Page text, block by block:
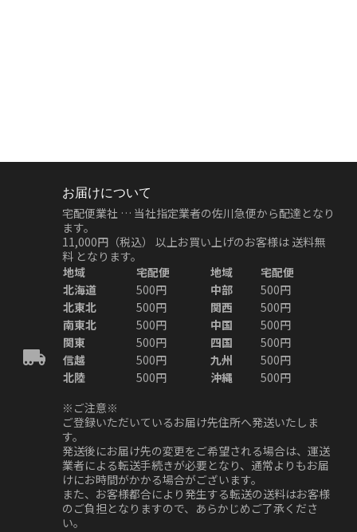
お届けについて
宅配便業社 … 当社指定業者の佐川急便から配達となり
ます。
11,000円（税込）
以上お買い上げのお客様は 送料無
料 となります。
地域
宅配便 地域
宅配便
北海道
500円 中部
500円
北東北
500円 関西
500円
南東北
500円 中国
500円
関東
500円 四国
500円
信越
500円 九州
500円
北陸
500円 沖縄
500円
※ご注意※
ご登録いただいているお届け先住所へ発送いたしま
す。
発送後にお届け先の変更をご希望される場合は、運送
業者による転送手続きが必要となり、通常よりもお届
けにお時間がかかる場合がございます。
また、お客様都合により発生する転送の送料はお客様
のご負担となりますので、あらかじめご了承くださ
い。